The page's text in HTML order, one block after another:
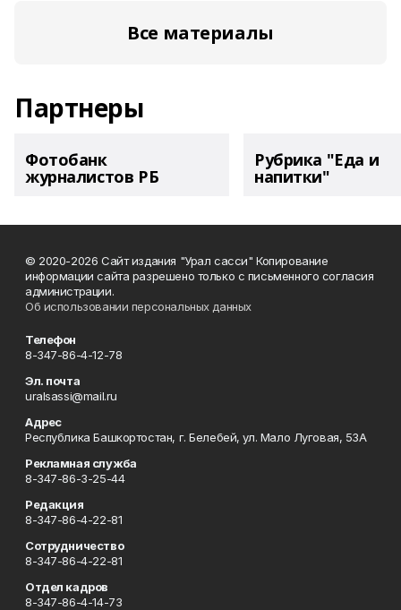
Все материалы
Партнеры
Фотобанк
журналистов РБ
Рубрика "Еда и
напитки"
© 2020-2026 Сайт издания "Урал сасси" Копирование
информации сайта разрешено только с письменного согласия
администрации.
Об использовании персональных данных
Телефон
8-347-86-4-12-78
Эл. почта
uralsassi@mail.ru
Адрес
Республика Башкортостан, г. Белебей, ул. Мало Луговая, 53А
Рекламная служба
8-347-86-3-25-44
Редакция
8-347-86-4-22-81
Сотрудничество
8-347-86-4-22-81
Отдел кадров
8-347-86-4-14-73